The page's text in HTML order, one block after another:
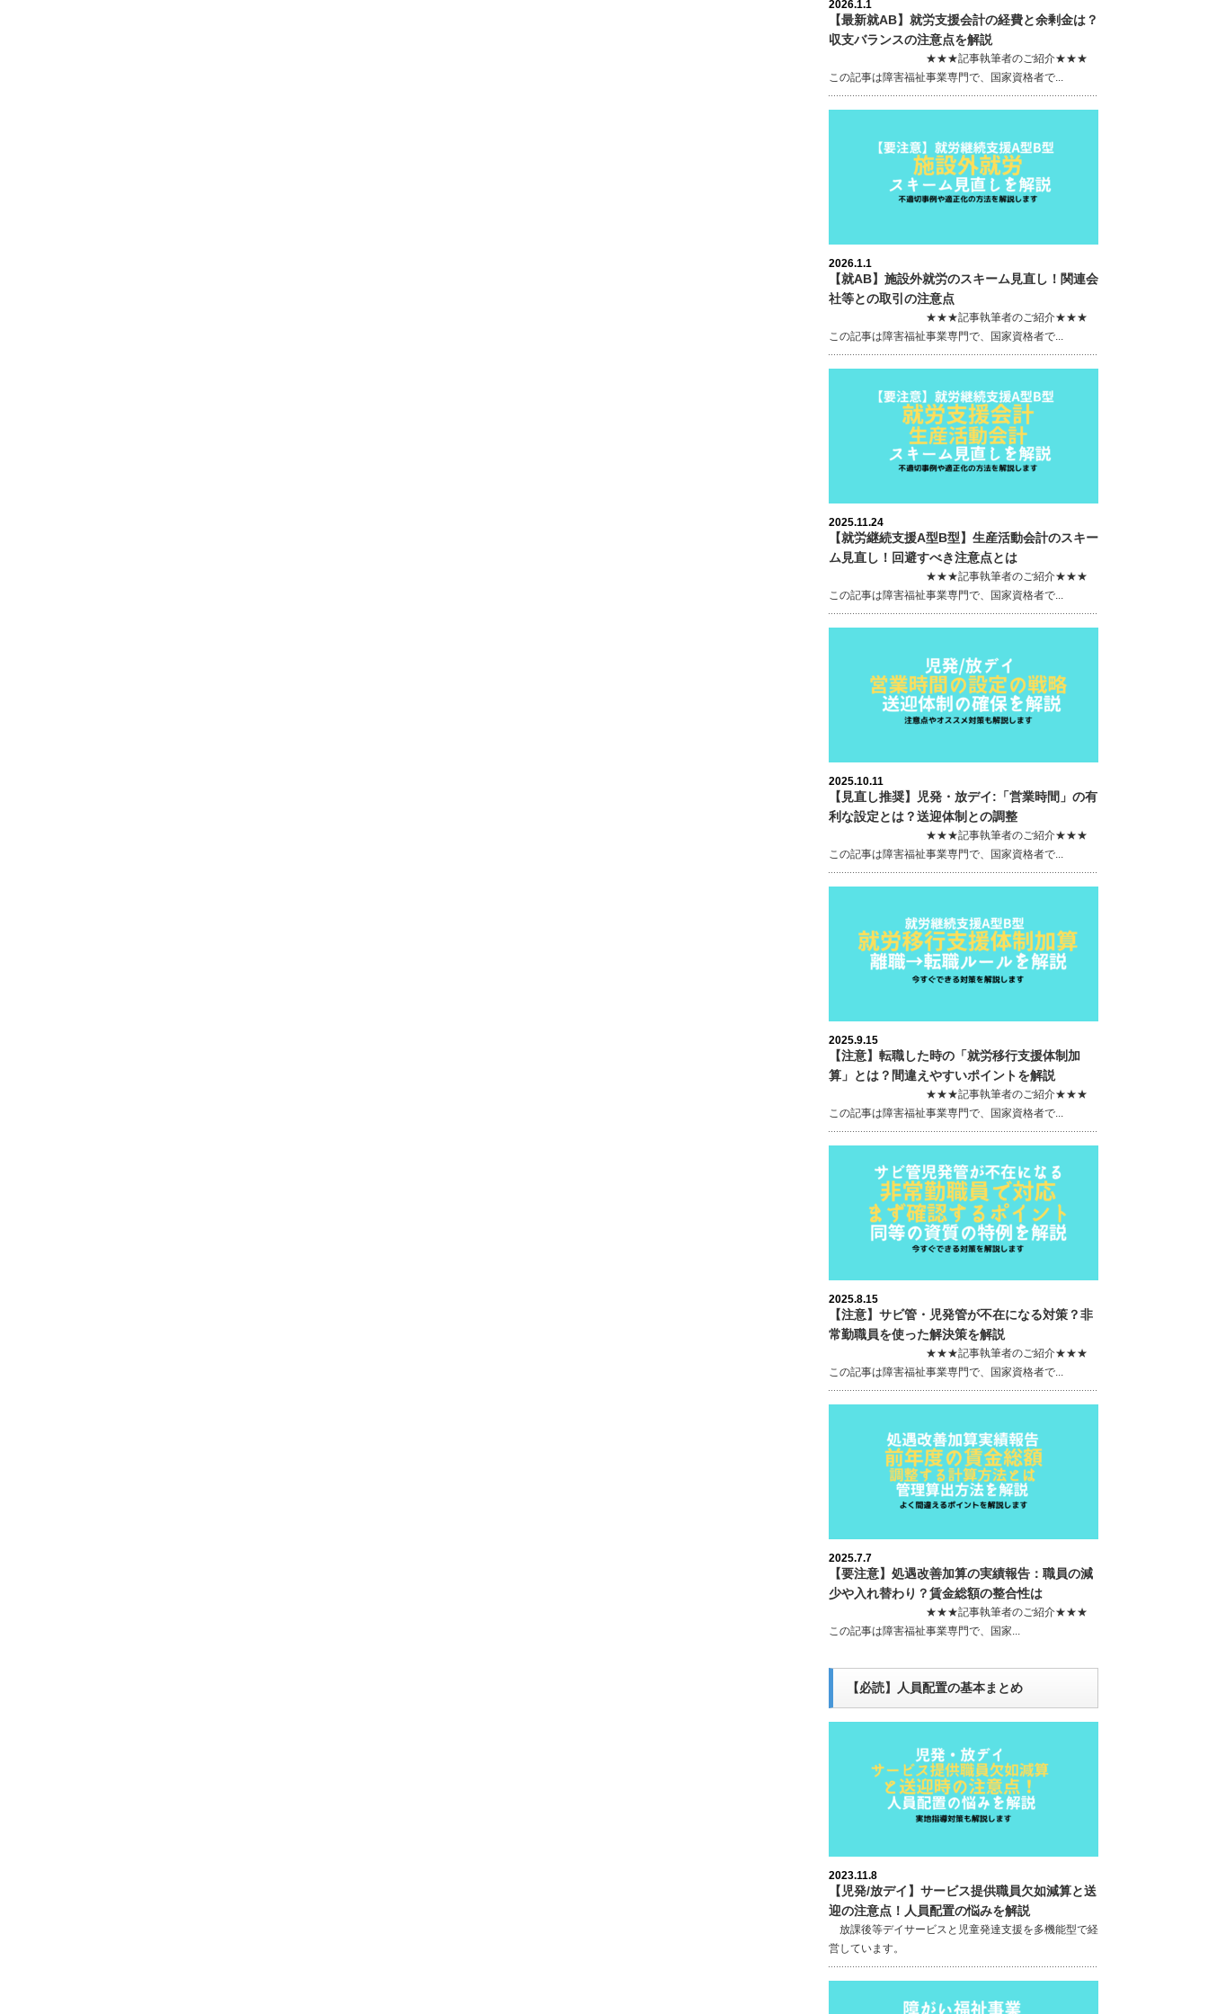
2026.1.1
【最新就AB】就労支援会計の経費と余剰金は？
収支バランスの注意点を解説
★★★記事執筆者のご紹介★★★
この記事は障害福祉事業専門で、国家資格者で...
2026.1.1
【就AB】施設外就労のスキーム見直し！関連会
社等との取引の注意点
★★★記事執筆者のご紹介★★★
この記事は障害福祉事業専門で、国家資格者で...
2025.11.24
【就労継続支援A型B型】生産活動会計のスキー
ム見直し！回避すべき注意点とは
★★★記事執筆者のご紹介★★★
この記事は障害福祉事業専門で、国家資格者で...
2025.10.11
【見直し推奨】児発・放デイ:「営業時間」の有
利な設定とは？送迎体制との調整
★★★記事執筆者のご紹介★★★
この記事は障害福祉事業専門で、国家資格者で...
2025.9.15
【注意】転職した時の「就労移行支援体制加
算」とは？間違えやすいポイントを解説
★★★記事執筆者のご紹介★★★
この記事は障害福祉事業専門で、国家資格者で...
2025.8.15
【注意】サビ管・児発管が不在になる対策？非
常勤職員を使った解決策を解説
★★★記事執筆者のご紹介★★★
この記事は障害福祉事業専門で、国家資格者で...
2025.7.7
【要注意】処遇改善加算の実績報告：職員の減
少や入れ替わり？賃金総額の整合性は
★★★記事執筆者のご紹介★★★
この記事は障害福祉事業専門で、国家...
【必読】人員配置の基本まとめ
2023.11.8
【児発/放デイ】サービス提供職員欠如減算と送
迎の注意点！人員配置の悩みを解説
放課後等デイサービスと児童発達支援を多機能型で経
営しています。